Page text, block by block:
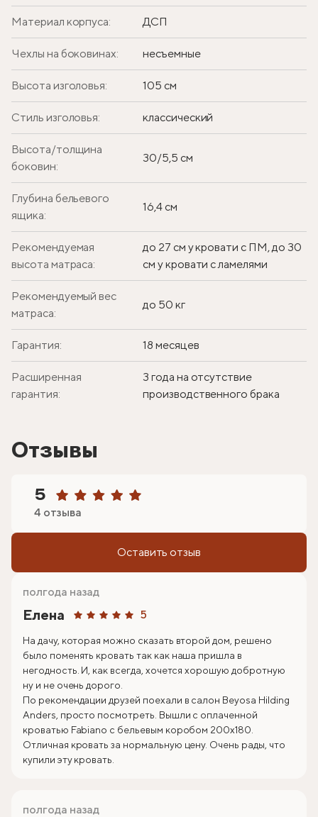
Материал корпуса: ДСП
Чехлы на боковинах: несъемные
Высота изголовья: 105 см
Стиль изголовья: классический
Высота/толщина
боковин:
30/5,5 см
Глубина бельевого
ящика:
16,4 см
Рекомендуемая
высота матраса:
до 27 см у кровати с ПМ, до 30
см у кровати с ламелями
Рекомендуемый вес
матраса:
до 50 кг
Гарантия: 18 месяцев
Расширенная
гарантия:
3 года на отсутствие
производственного брака
Отзывы
5
4 отзыва
Оставить отзыв
Елена 5
полгода назад
На дачу, которая можно сказать второй дом, решено
было поменять кровать так как наша пришла в
негодность. И, как всегда, хочется хорошую добротную
ну и не очень дорого.
По рекомендации друзей поехали в салон Beyosa Hilding
Anders, просто посмотреть. Вышли с оплаченной
кроватью Fabiano с бельевым коробом 200х180.
Отличная кровать за нормальную цену. Очень рады, что
купили эту кровать.
полгода назад